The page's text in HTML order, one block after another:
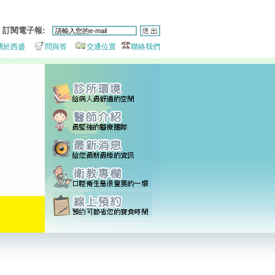
訂閱電子報:
於西盛 問與答 交通位置 聯絡我們